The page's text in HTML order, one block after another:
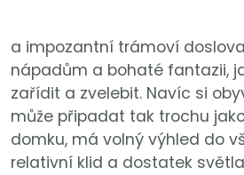
a impozantní trámoví
nápadům a bohaté fantazii,
zařídit a zvelebit. Navíc si
může připadat tak trochu
domku, má volný výhled do
relativní klid a dostatek